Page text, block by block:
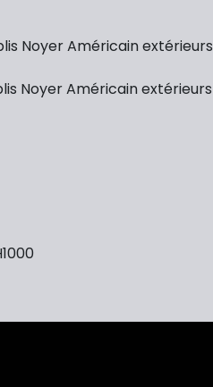
Noyer Américain extérieurs
Noyer Américain extérieurs